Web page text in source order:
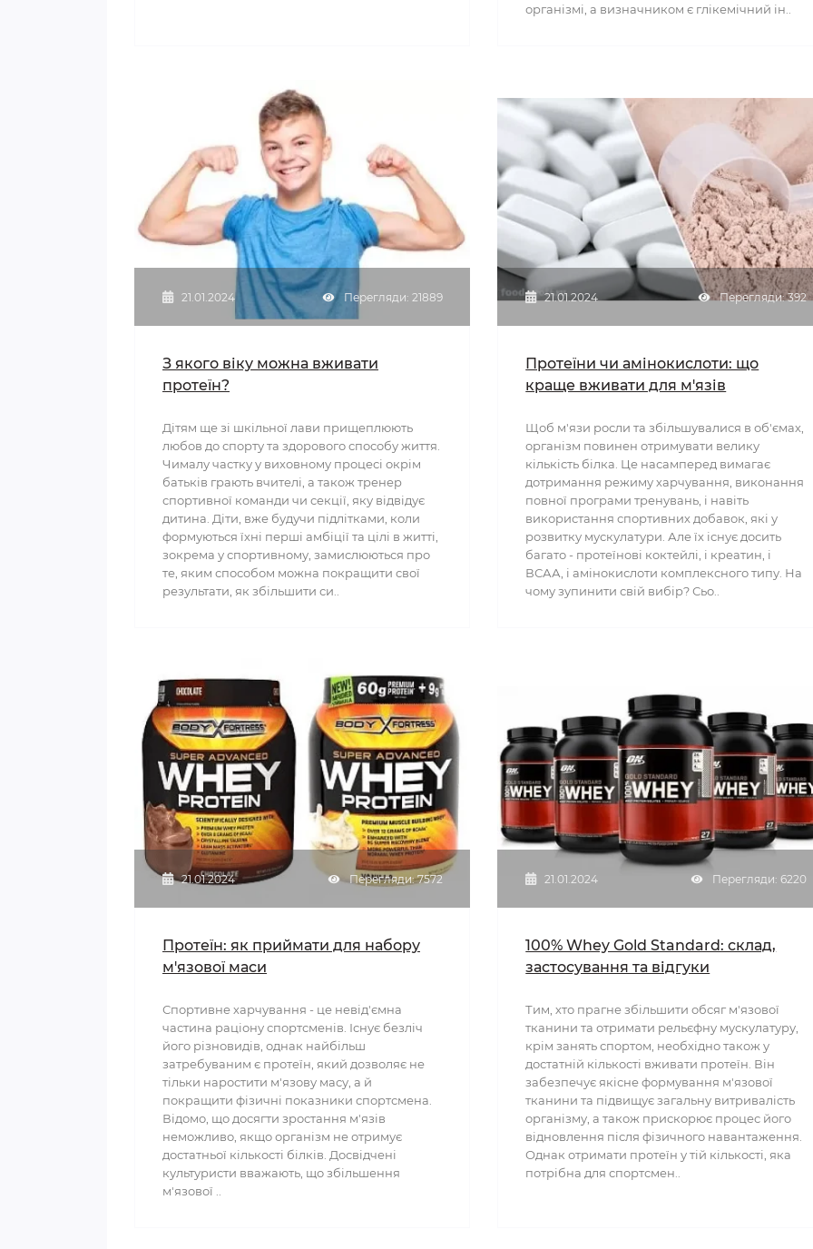
організмі, а визначником є глікемічний ін..
21.01.2024 Перегляди: 21889
З якого віку можна вживати
протеїн?
Дітям ще зі шкільної лави прищеплюють
любов до спорту та здорового способу життя.
Чималу частку у виховному процесі окрім
батьків грають вчителі, а також тренер
спортивної команди чи секції, яку відвідує
дитина. Діти, вже будучи підлітками, коли
формуються їхні перші амбіції та цілі в житті,
зокрема у спортивному, замислюються про
те, яким способом можна покращити свої
результати, як збільшити си..
21.01.2024 Перегляди: 392
Протеїни чи амінокислоти: що
краще вживати для м'язів
Щоб м'язи росли та збільшувалися в об'ємах,
організм повинен отримувати велику
кількість білка. Це насамперед вимагає
дотримання режиму харчування, виконання
повної програми тренувань, і навіть
використання спортивних добавок, які у
розвитку мускулатури. Але їх існує досить
багато - протеїнові коктейлі, і креатин, і
ВСАА, і амінокислоти комплексного типу. На
чому зупинити свій вибір? Сьо..
21.01.2024 Перегляди: 7572
Протеїн: як приймати для набору
м'язової маси
Спортивне харчування - це невід'ємна
частина раціону спортсменів. Існує безліч
його різновидів, однак найбільш
затребуваним є протеїн, який дозволяє не
тільки наростити м'язову масу, а й
покращити фізичні показники спортсмена.
Відомо, що досягти зростання м'язів
неможливо, якщо організм не отримує
достатньої кількості білків. Досвідчені
культуристи вважають, що збільшення
м'язової ..
21.01.2024 Перегляди: 6220
100% Whey Gold Standard: склад,
застосування та відгуки
Тим, хто прагне збільшити обсяг м'язової
тканини та отримати рельєфну мускулатуру,
крім занять спортом, необхідно також у
достатній кількості вживати протеїн. Він
забезпечує якісне формування м'язової
тканини та підвищує загальну витривалість
організму, а також прискорює процес його
відновлення після фізичного навантаження.
Однак отримати протеїн у тій кількості, яка
потрібна для спортсмен..